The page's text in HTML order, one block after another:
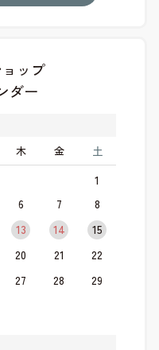
ップ
ダー
木 金 土
1
6 7
8
13 14
15
20 21
22
27 28
29